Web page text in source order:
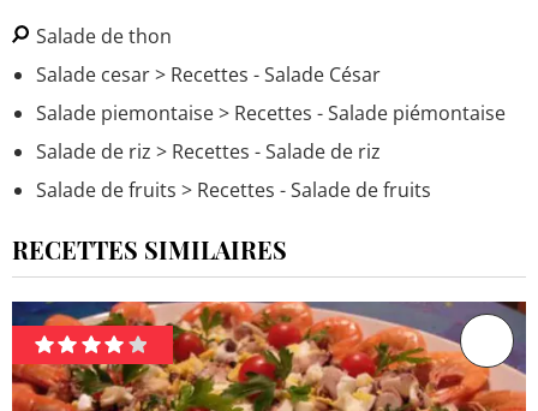
Salade de thon
Salade cesar> Recettes - Salade César
Salade piemontaise> Recettes - Salade piémontaise
Salade de riz > Recettes - Salade de riz
Salade de fruits > Recettes - Salade de fruits
RECETTES SIMILAIRES